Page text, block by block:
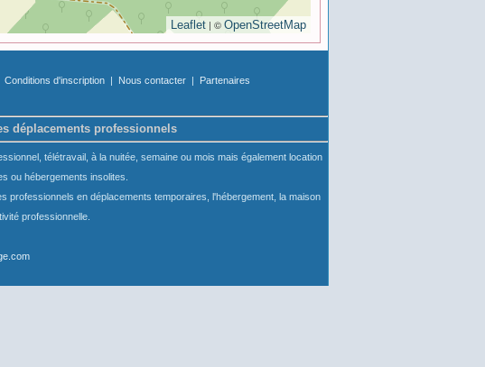
Leaflet | © OpenStreetMap
Conditions d'inscription | Nous contacter | Partenaires
déplacements professionnels
télétravail, à la nuitée, semaine ou mois mais également location
ou hébergements insolites.
en déplacements temporaires, l'hébergement, la maison
professionnelle.